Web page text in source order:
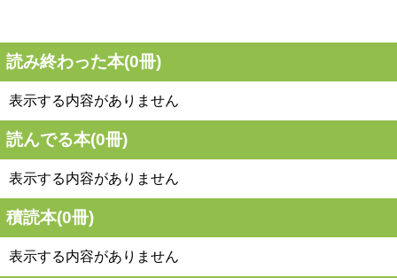
読み終わった本(0冊)
表示する内容がありません
読んでる本(0冊)
表示する内容がありません
積読本(0冊)
表示する内容がありません